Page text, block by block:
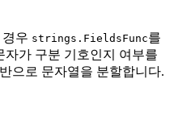
우 strings.FieldsFunc를
가 구분 기호인지 여부를
으로 문자열을 분할합니다.